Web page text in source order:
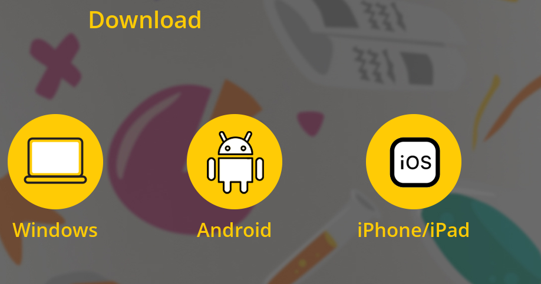
Download
Windows
Zum Download
für Windows
Android
Zum Download
für Android
iPhone/iPad
Zum Download
für iPhone und iPad